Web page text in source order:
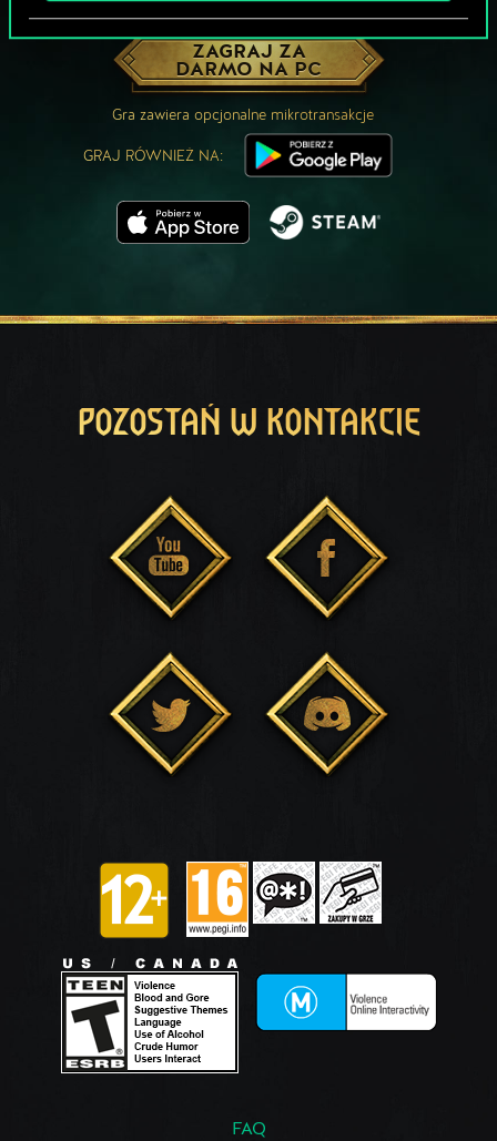
ZAGRAJ ZA
DARMO NA PC
Gra zawiera opcjonalne mikrotransakcje
GRAJ RÓWNIEŻ NA:
POZOSTAŃ W KONTAKCIE
FAQ